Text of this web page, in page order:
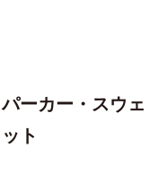
パーカー・スウェ
ット